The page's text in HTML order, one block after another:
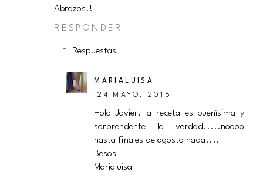
Abrazos!!
RESPONDER
Respuestas
MARIALUISA
24 MAYO, 2018
Hola Javier, la receta es buenísima y
sorprendente la verdad.....noooo
hasta finales de agosto nada....
Besos
Marialuisa